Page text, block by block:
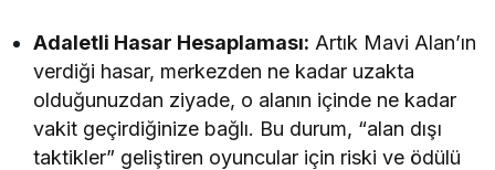
Adaletli Hasar Hesaplaması: Artık Mavi Alan’ın
verdiği hasar, merkezden ne kadar uzakta
olduğunuzdan ziyade, o alanın içinde ne kadar
vakit geçirdiğinize bağlı. Bu durum, “alan dışı
taktikler” geliştiren oyuncular için riski ve ödülü